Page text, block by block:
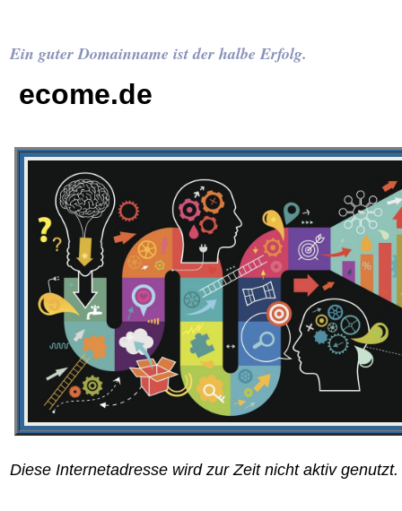
Ein guter Domainname ist der halbe Erfolg.
ecome.de
Diese Internetadresse wird zur Zeit nicht aktiv genutzt.